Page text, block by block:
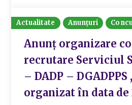
Actualitate Anunțuri
Anunț organizare
recrutare Serviciul
– DADP –
organizat în data de